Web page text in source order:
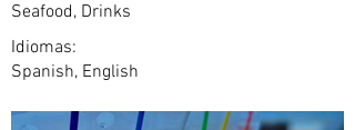
Seafood, Drinks
Idiomas:
Spanish, English